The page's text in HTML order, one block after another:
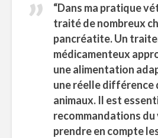
“Dans ma pratique
traité de nombreux
pancréatite. Un
médicamenteux
une alimentation
une réelle différence
animaux. Il est
recommandations
prendre en compte